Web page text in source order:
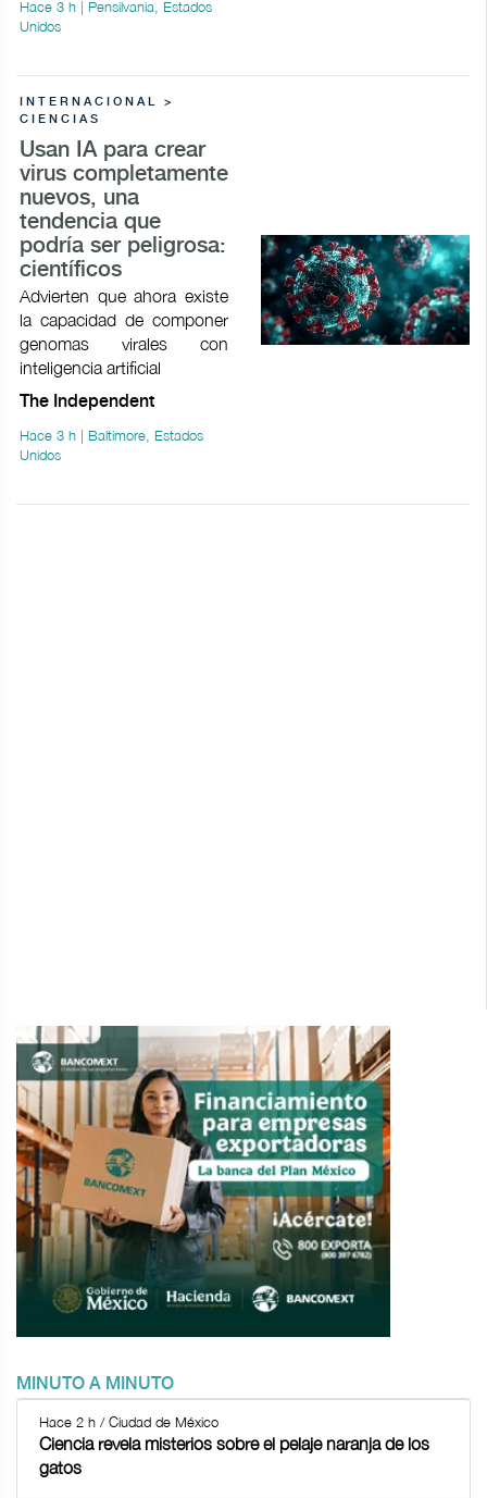
Hace 3 h | Pensilvania, Estados
Unidos
INTERNACIONAL >
CIENCIAS
Usan IA para crear
virus completamente
nuevos, una
tendencia que
podría ser peligrosa:
científicos
Advierten que ahora existe
la capacidad de componer
genomas virales con
inteligencia artificial
The Independent
Hace 3 h | Baltimore, Estados
Unidos
MINUTO A MINUTO
Hace 2 h / Ciudad de México
Ciencia revela misterios sobre el pelaje naranja de los
gatos